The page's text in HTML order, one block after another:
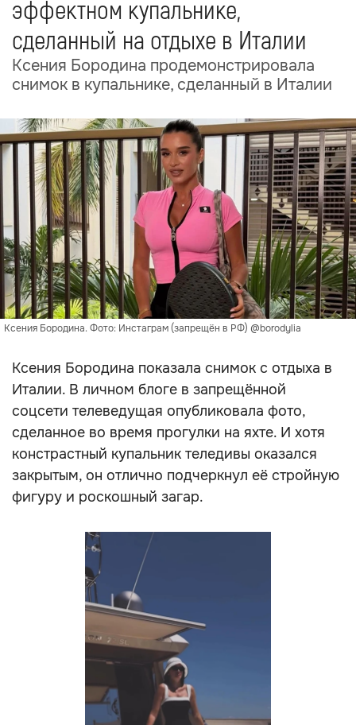
эффектном купальнике,
сделанный на отдыхе в Италии
Ксения Бородина продемонстрировала
снимок в купальнике, сделанный в Италии
Ксения Бородина. Фото: Инстаграм (запрещён в РФ) @borodylia
Ксения Бородина показала снимок с отдыха в
Италии. В личном блоге в запрещённой
соцсети телеведущая опубликовала фото,
сделанное во время прогулки на яхте. И хотя
констрастный купальник теледивы оказался
закрытым, он отлично подчеркнул её стройную
фигуру и роскошный загар.